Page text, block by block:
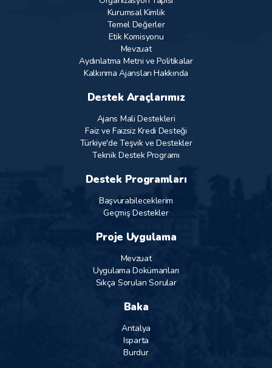
Kurumsal Kimlik
Temel Değerler
Etik Komisyonu
Mevzuat
Aydınlatma Metni ve Politikalar
Kalkınma Ajansları Hakkında
Destek Araçlarımız
Ajans Mali Destekleri
Faiz ve Faizsiz Kredi Desteği
Türkiye'de Teşvik ve Destekler
Teknik Destek Programı
Destek Programları
Başvurabileceklerim
Geçmiş Destekler
Proje Uygulama
Mevzuat
Uygulama Dokümanları
Sıkça Sorulan Sorular
Baka
Antalya
Isparta
Burdur